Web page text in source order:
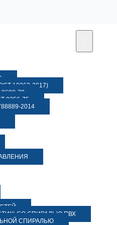
10362-2017)
79
9356-75
2014
СО СПИРАЛЬЮ ПВХ
СПИРАЛЬЮ